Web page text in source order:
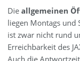
Die allgemeinen
liegen Montags und
ist zwar nicht rund
Erreichbarkeit des
Auch die